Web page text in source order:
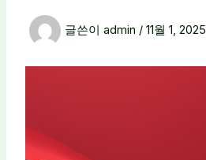
글쓴이 admin / 11월 1, 2025